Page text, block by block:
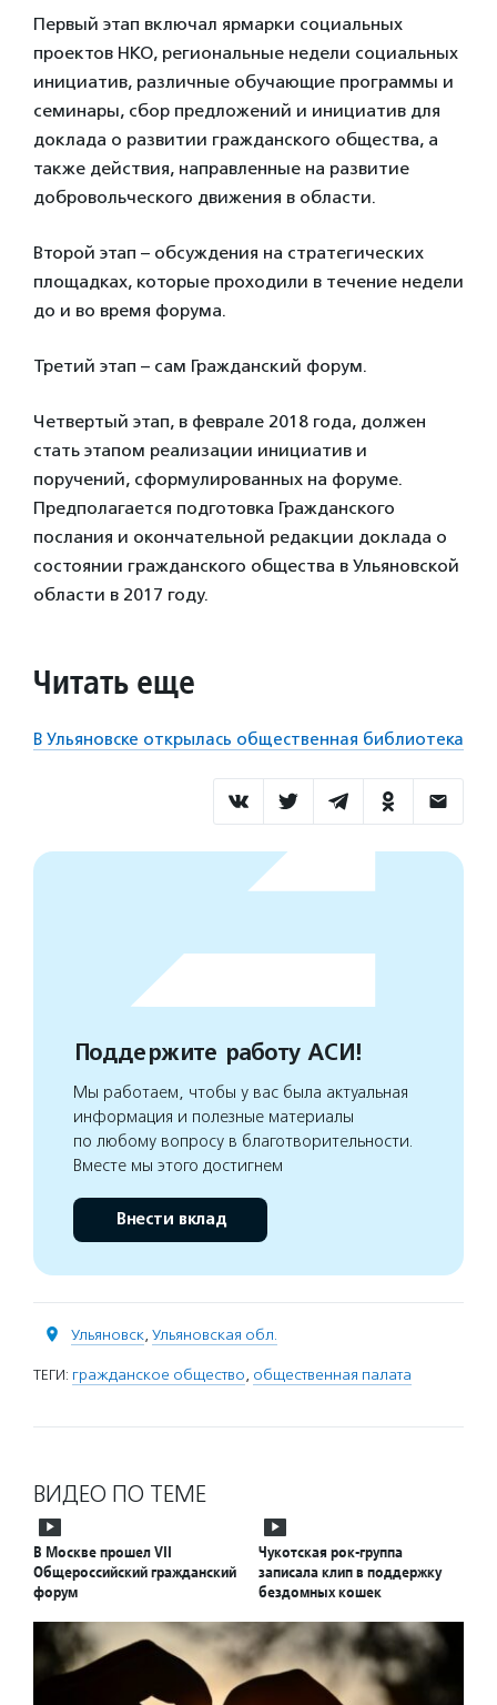
Первый этап включал ярмарки социальных
проектов НКО, региональные недели социальных
инициатив, различные обучающие программы и
семинары, сбор предложений и инициатив для
доклада о развитии гражданского общества, а
также действия, направленные на развитие
добровольческого движения в области.
Второй этап – обсуждения на стратегических
площадках, которые проходили в течение недели
до и во время форума.
Третий этап – сам Гражданский форум.
Четвертый этап, в феврале 2018 года, должен
стать этапом реализации инициатив и
поручений, сформулированных на форуме.
Предполагается подготовка Гражданского
послания и окончательной редакции доклада о
состоянии гражданского общества в Ульяновской
области в 2017 году.
Читать еще
В Ульяновске открылась общественная библиотека
Поддержите работу АСИ!
Мы работаем, чтобы у вас была актуальная
информация и полезные материалы
по любому вопросу в благотворительности.
Вместе мы этого достигнем
Внести вклад
Ульяновск, Ульяновская обл.
ТЕГИ: гражданское общество, общественная палата
ВИДЕО ПО ТЕМЕ
В Москве прошел VII
Общероссийский гражданский
форум
Чукотская рок-группа
записала клип в поддержку
бездомных кошек